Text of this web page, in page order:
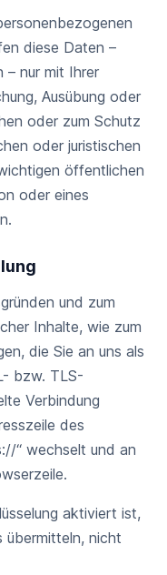
diese Daten –
– nur mit Ihrer
Ausübung oder
oder zum Schutz
oder juristischen
öffentlichen
oder eines
und zum
Inhalte, wie zum
die Sie an uns als
bzw. TLS-
Verbindung
des
“ wechselt und an
aktiviert ist,
übermitteln, nicht